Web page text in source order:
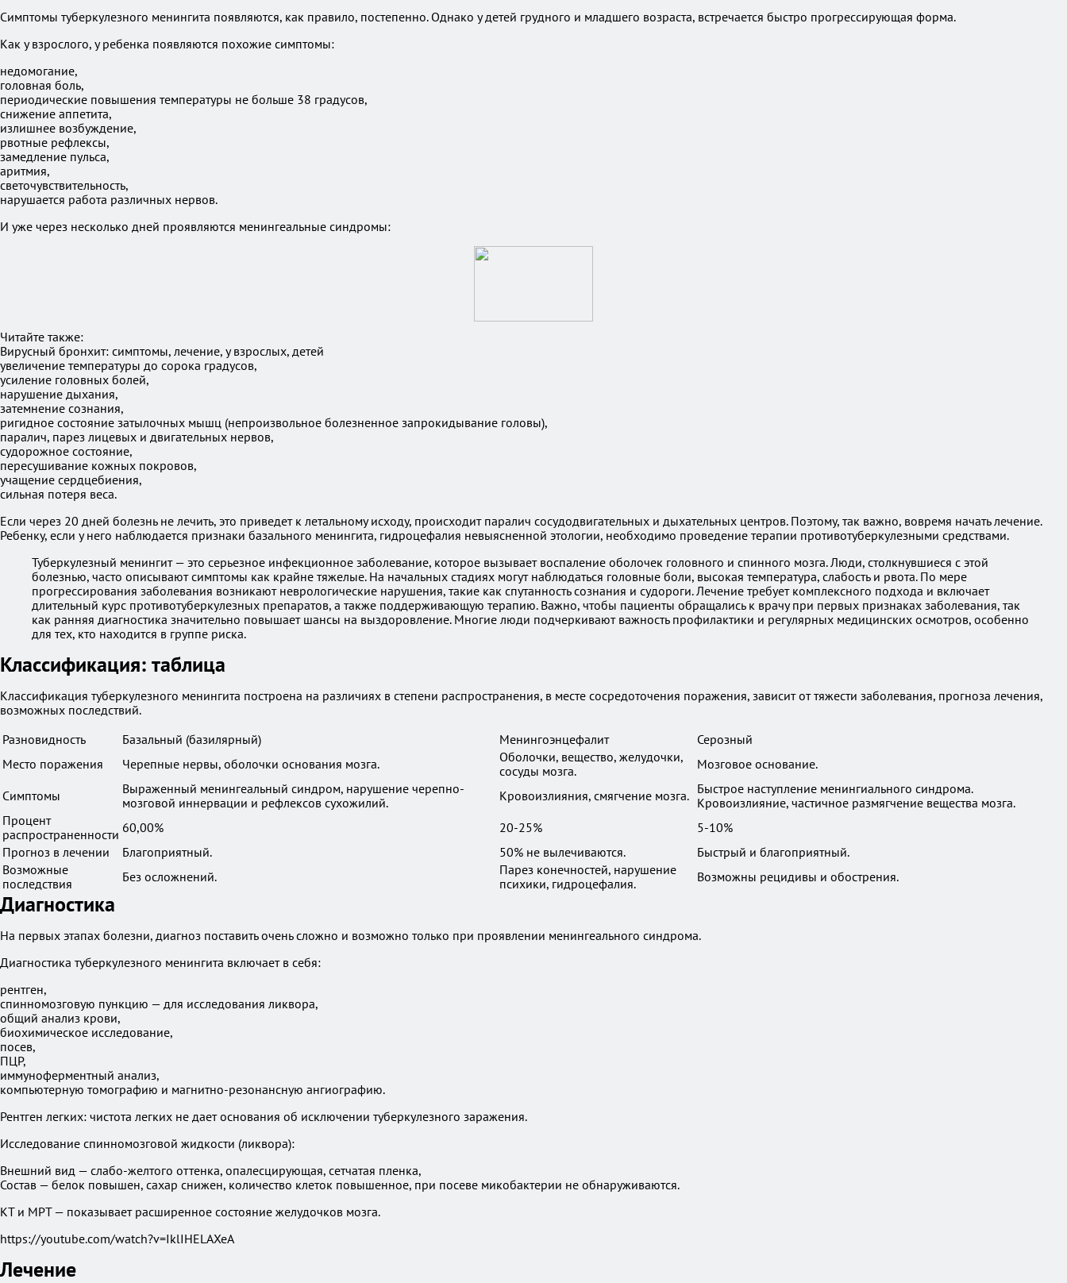
Симптомы туберкулезного менингита появляются, как правило, постепенно. Однако у детей грудного и младшего возраста, встречается быстро прогрессирующая форма.
Как у взрослого, у ребенка появляются похожие симптомы:
недомогание,
головная боль,
периодические повышения температуры не больше 38 градусов,
снижение аппетита,
излишнее возбуждение,
рвотные рефлексы,
замедление пульса,
аритмия,
светочувствительность,
нарушается работа различных нервов.
И уже через несколько дней проявляются менингеальные синдромы:
Читайте также:
Вирусный бронхит: симптомы, лечение, у взрослых, детей
увеличение температуры до сорока градусов,
усиление головных болей,
нарушение дыхания,
затемнение сознания,
ригидное состояние затылочных мышц (непроизвольное болезненное запрокидывание головы),
паралич, парез лицевых и двигательных нервов,
судорожное состояние,
пересушивание кожных покровов,
учащение сердцебиения,
сильная потеря веса.
Если через 20 дней болезнь не лечить, это приведет к летальному исходу, происходит паралич сосудодвигательных и дыхательных центров. Поэтому, так важно, вовремя начать лечение.
Ребенку, если у него наблюдается признаки базального менингита, гидроцефалия невыясненной этологии, необходимо проведение терапии противотуберкулезными средствами.
Туберкулезный менингит — это серьезное инфекционное заболевание, которое вызывает воспаление оболочек головного и спинного мозга. Люди, столкнувшиеся с этой
болезнью, часто описывают симптомы как крайне тяжелые. На начальных стадиях могут наблюдаться головные боли, высокая температура, слабость и рвота. По мере
прогрессирования заболевания возникают неврологические нарушения, такие как спутанность сознания и судороги. Лечение требует комплексного подхода и включает
длительный курс противотуберкулезных препаратов, а также поддерживающую терапию. Важно, чтобы пациенты обращались к врачу при первых признаках заболевания, так
как ранняя диагностика значительно повышает шансы на выздоровление. Многие люди подчеркивают важность профилактики и регулярных медицинских осмотров, особенно
для тех, кто находится в группе риска.
Классификация: таблица
Классификация туберкулезного менингита построена на различиях в степени распространения, в месте сосредоточения поражения, зависит от тяжести заболевания, прогноза лечения,
возможных последствий.
Разновидность
Базальный (базилярный) Менингоэнцефалит
Серозный
Место поражения
Черепные нервы, оболочки основания мозга.
Оболочки, вещество, желудочки,
сосуды мозга.
Мозговое основание.
Симптомы
Выраженный менингеальный синдром, нарушение черепно-
мозговой иннервации и рефлексов сухожилий.
Кровоизлияния, смягчение мозга. Быстрое наступление менингиального синдрома.
Кровоизлияние, частичное размягчение вещества мозга.
Процент
распространенности 60,00% 20-25%
5-10%
Прогноз в лечении
Благоприятный. 50% не вылечиваются.
Быстрый и благоприятный.
Возможные
последствия
Без осложнений.
Парез конечностей, нарушение
психики, гидроцефалия.
Возможны рецидивы и обострения.
Диагностика
На первых этапах болезни, диагноз поставить очень сложно и возможно только при проявлении менингеального синдрома.
Диагностика туберкулезного менингита включает в себя:
рентген,
спинномозговую пункцию — для исследования ликвора,
общий анализ крови,
биохимическое исследование,
посев,
ПЦР,
иммуноферментный анализ,
компьютерную томографию и магнитно-резонансную ангиографию.
Рентген легких: чистота легких не дает основания об исключении туберкулезного заражения.
Исследование спинномозговой жидкости (ликвора):
Внешний вид — слабо-желтого оттенка, опалесцирующая, сетчатая пленка,
Состав — белок повышен, сахар снижен, количество клеток повышенное, при посеве микобактерии не обнаруживаются.
КТ и МРТ — показывает расширенное состояние желудочков мозга.
https://youtube.com/watch?v=IklIHELAXeA
Лечение